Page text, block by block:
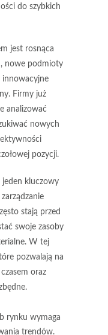
do szybkich
jest rosnąca
nowe podmioty
innowacyjne
Firmy już
analizować
nowych
pozycji.
jeden kluczowy
stają przed
swoje zasoby
W tej
pozwalają na
oraz
rynku wymaga
trendów.